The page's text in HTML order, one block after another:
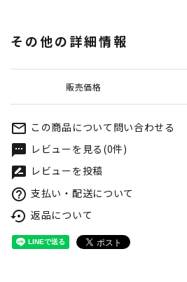
その他の詳細情報
販売価格
mail_outline この商品について問い合わせる
textsms レビューを見る(0件)
rate_review レビューを投稿
help_outline 支払い・配送について
settings_backup_restore 返品について